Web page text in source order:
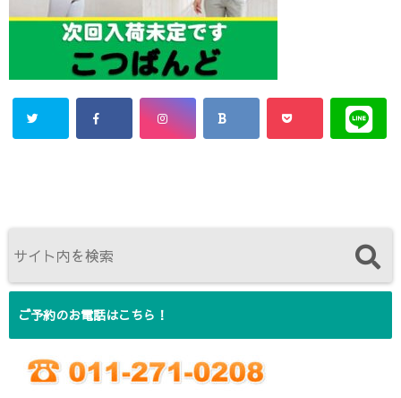
ご予約のお電話はこちら！